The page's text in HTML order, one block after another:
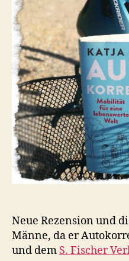
Neue Rezension und
Männe, da er
und dem S. Fischer